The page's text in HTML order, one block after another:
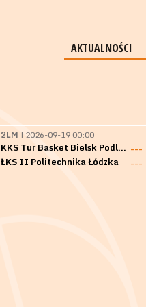
AKTUALNOŚCI
2LM | 2026-09-19 00:00
KKS Tur Basket Bielsk Podlaski ---
ŁKS II Politechnika Łódzka
---